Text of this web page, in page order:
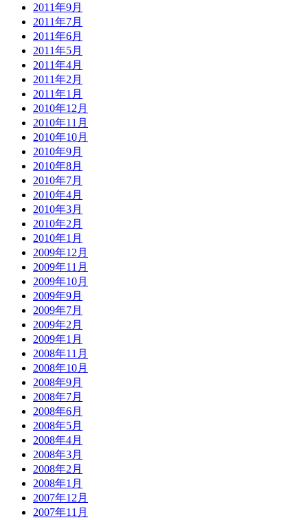
2011年9月
2011年7月
2011年6月
2011年5月
2011年4月
2011年2月
2011年1月
2010年12月
2010年11月
2010年10月
2010年9月
2010年8月
2010年7月
2010年4月
2010年3月
2010年2月
2010年1月
2009年12月
2009年11月
2009年10月
2009年9月
2009年7月
2009年2月
2009年1月
2008年11月
2008年10月
2008年9月
2008年7月
2008年6月
2008年5月
2008年4月
2008年3月
2008年2月
2008年1月
2007年12月
2007年11月